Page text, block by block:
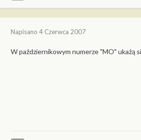
Napisano 4 Czerwca 2007
W październikowym numerze "MO" ukażą